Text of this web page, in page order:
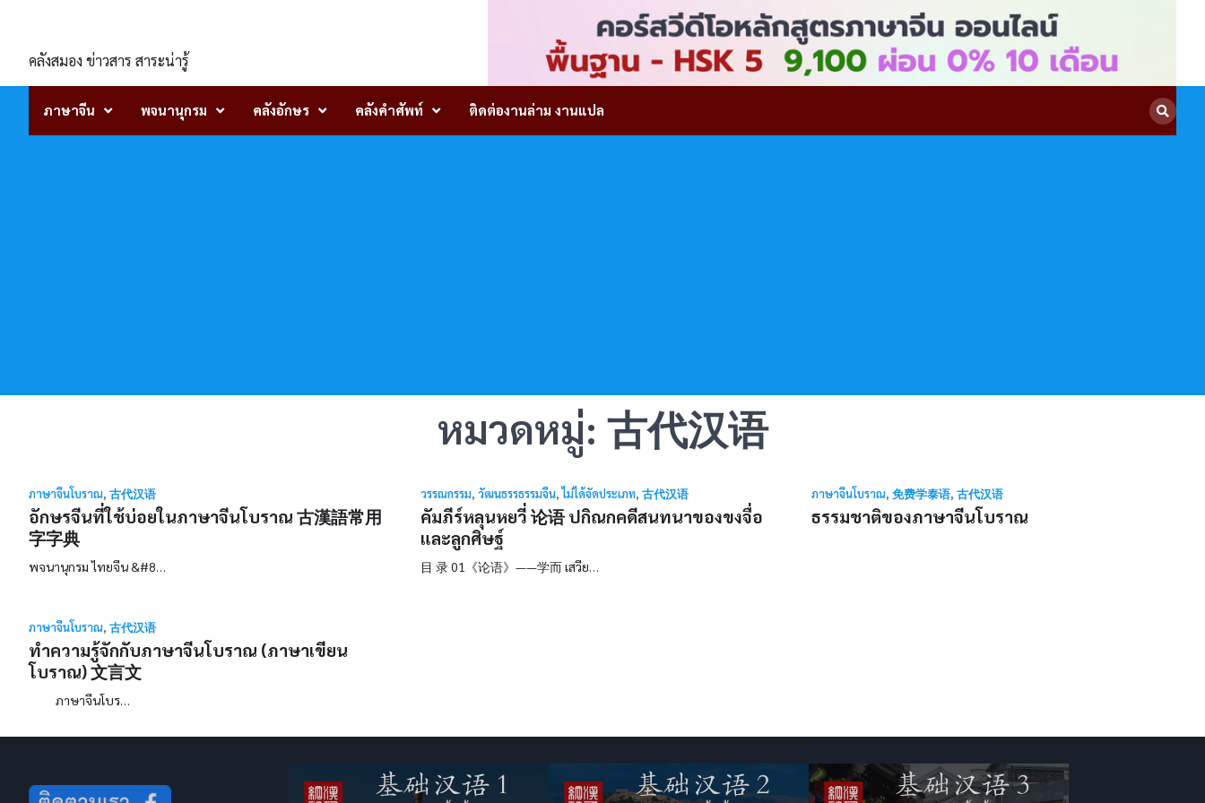
contentคลังสมอง ข่าวสาร สาระน่ารู้
ภาษาจีน พจนานุกรม คลังอักษร คลังคำศัพท์ ติดต่องานล่าม งานแปล
หมวดหมู่: 古代汉语
ภาษาจีนโบราณ, 古代汉语
อักษรจีนที่ใช้บ่อยในภาษาจีนโบราณ 古漢語常用
字字典
พจนานุกรม ไทยจีน &#8…
วรรณกรรม, วัฒนธรรธรรมจีน,ไม่ได้จัดประเภท, 古代汉语
คัมภีร์หลุนหยวี่ 论语 ปกิณกคดีสนทนาของขงจื่อ
และลูกศิษฐ์
目 录 01《论语》——学而 เสวีย…
ภาษาจีนโบราณ,免费学泰语,古代汉语
ธรรมชาติของภาษาจีนโบราณ
ภาษาจีนโบราณ, 古代汉语
ทำความรู้จักกับภาษาจีนโบราณ (ภาษาเขียน
โบราณ) 文言文
ภาษาจีนโบร…